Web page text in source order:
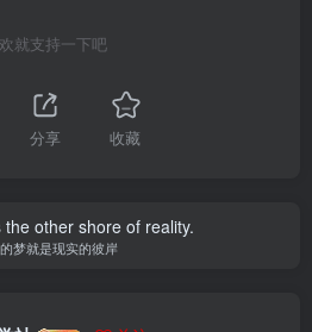
就支持一下吧
分享 收藏
the other shore of reality.
梦就是现实的彼岸